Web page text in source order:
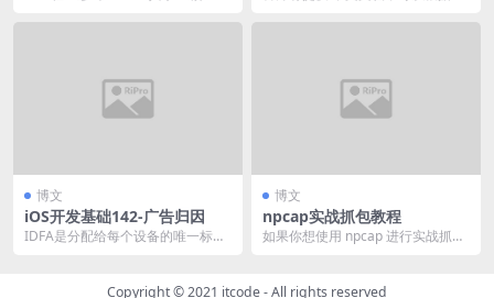
博文
iOS开发基础142-广告归因
IDFA是分配给每个设备的唯一标识
博文
npcap实战抓包教程
如果你想使用 npcap 进行实战抓
Copyright © 2021 itcode- All rights reserved